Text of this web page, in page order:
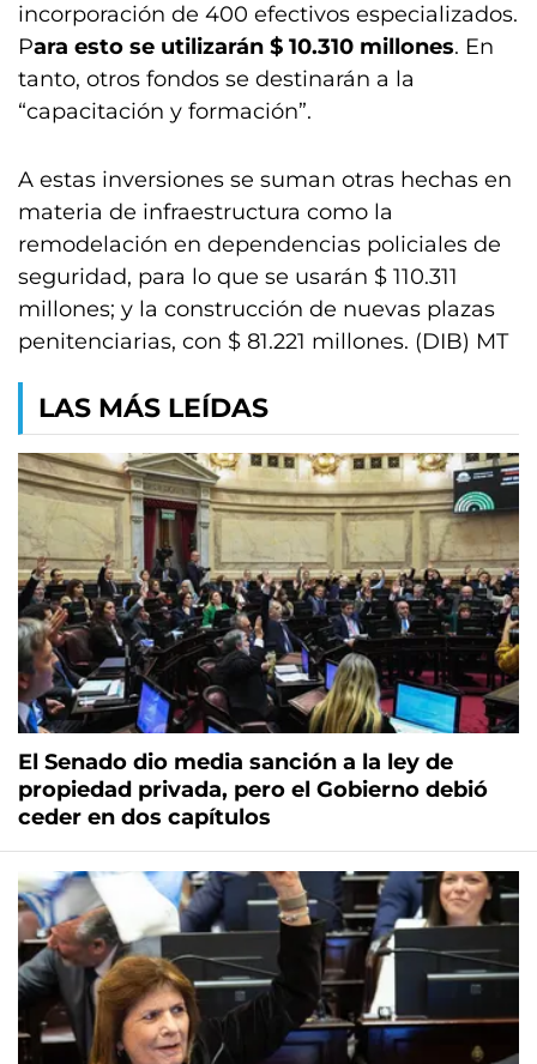
incorporación de 400 efectivos especializados.
Para esto se utilizarán $ 10.310 millones. En
tanto, otros fondos se destinarán a la
“capacitación y formación”.
A estas inversiones se suman otras hechas en
materia de infraestructura como la
remodelación en dependencias policiales de
seguridad, para lo que se usarán $ 110.311
millones; y la construcción de nuevas plazas
penitenciarias, con $ 81.221 millones. (DIB) MT
LAS MÁS LEÍDAS
El Senado dio media sanción a la ley de
propiedad privada, pero el Gobierno debió
ceder en dos capítulos